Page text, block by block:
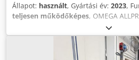
Állapot: használt, Gyártási év: 2023,
teljesen működőképes, OMEGA
modell) – HAJTÓ- és RAGASZTÓGÉP -
berendezés Dedpfxozlqzgo Amyjck -
adagoló- és a rakóegységen -
oldali beállítási egységek - Behúzható